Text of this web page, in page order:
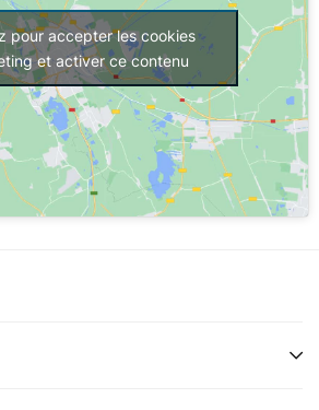
pour accepter les cookies
et activer ce contenu